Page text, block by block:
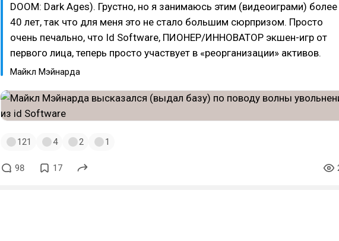
DOOM: Dark Ages). Грустно, но я занимаюсь этим (видеоиграми) более
40 лет, так что для меня это не стало большим сюрпризом. Просто
очень печально, что Id Software, ПИОНЕР/ИННОВАТОР экшен-игр от
первого лица, теперь просто участвует в «реорганизации» активов.
Майкл Мэйнарда
121 4 2 1
98 17